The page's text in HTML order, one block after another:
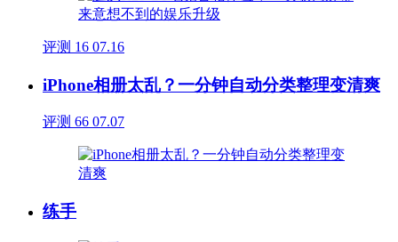
评测 16 07.16
iPhone相册太乱？一分钟自动分类整理变清爽
评测 66 07.07
练手